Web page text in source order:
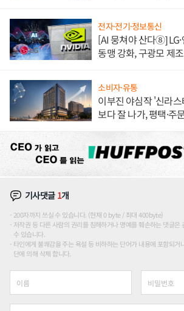
전자·전기·정보통신
[AI 뭉쳐야 산다⑧]
동맹 강화, 구광모 제
소비자·유통
이부진 야심작 '신라
보다 잘 나가, 평택·주
기사댓글 1개
200자까지 쓰실 수 있습니다. (현재 0 byte / 최대 400byte)
저작권 등 다른 사람의 권리를 침해하거나 명예를 훼손하는 댓글은
수 있습니다.
타인에게 불쾌감을 주는 욕설 등 비하하는 단어가 내용에 포함되거
단에 의해 삭제 합니다.